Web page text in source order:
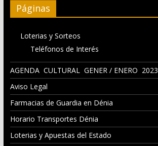
Páginas
Loterias y Sorteos
Teléfonos de Interés
AGENDA CULTURAL GENER / ENERO 2023
Aviso Legal
Farmacias de Guardia en Dénia
Horario Transportes Dénia
Loterias y Apuestas del Estado